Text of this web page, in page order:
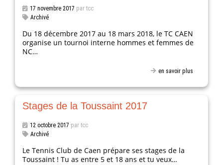
17 novembre 2017 par tcc
Archivé
Du 18 décembre 2017 au 18 mars 2018, le TC CAEN
organise un tournoi interne hommes et femmes de
NC…
en savoir plus
Stages de la Toussaint 2017
12 octobre 2017 par tcc
Archivé
Le Tennis Club de Caen prépare ses stages de la
Toussaint ! Tu as entre 5 et 18 ans et tu veux…